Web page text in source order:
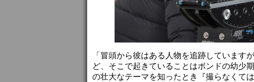
「冒頭から彼はある人物を追跡しています
ど、そこで起きていることはボンドの幼少
の壮大なテーマを知ったとき『撮らなくて